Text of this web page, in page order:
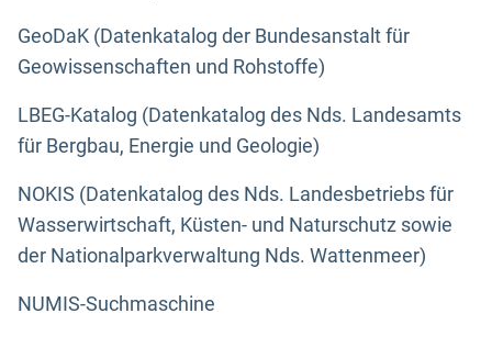
GeoDaK (Datenkatalog der Bundesanstalt für
Geowissenschaften und Rohstoffe)
LBEG-Katalog (Datenkatalog des Nds. Landesamts
für Bergbau, Energie und Geologie)
NOKIS (Datenkatalog des Nds. Landesbetriebs für
Wasserwirtschaft, Küsten- und Naturschutz sowie
der Nationalparkverwaltung Nds. Wattenmeer)
NUMIS-Suchmaschine